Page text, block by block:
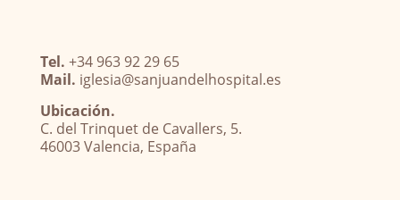
Tel. +34 963 92 29 65
Mail. iglesia@sanjuandelhospital.es
Ubicación.
C. del Trinquet de Cavallers, 5.
46003 Valencia, España